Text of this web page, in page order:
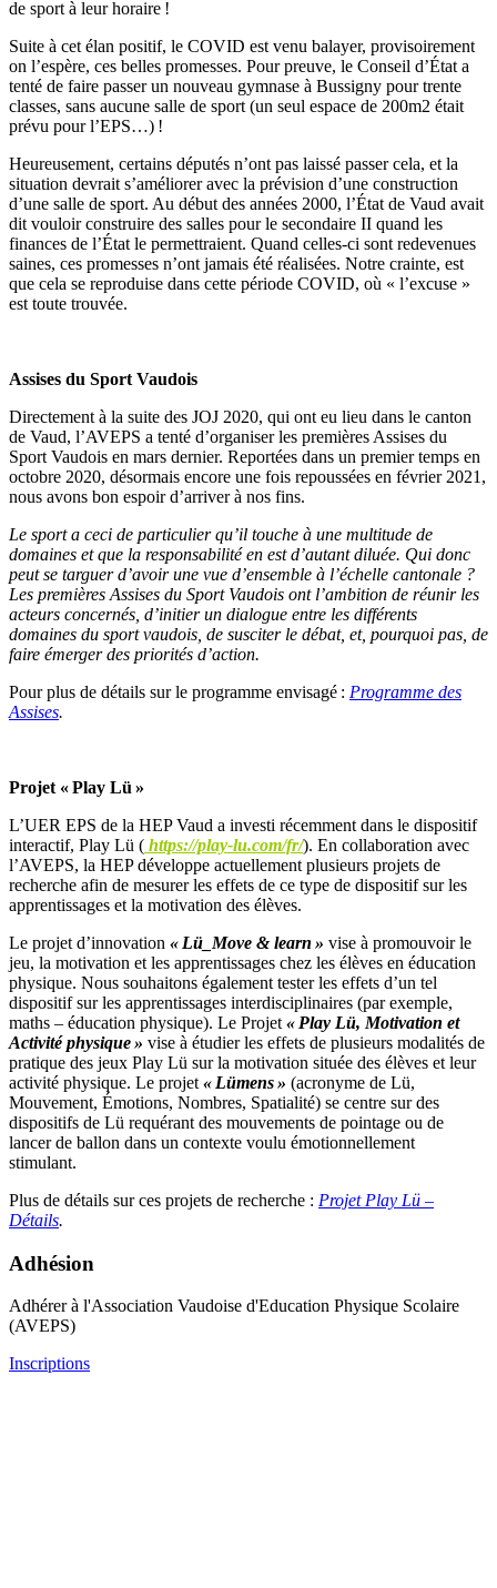
de sport à leur horaire !
Suite à cet élan positif, le COVID est venu balayer, provisoirement
on l’espère, ces belles promesses. Pour preuve, le Conseil d’État a
tenté de faire passer un nouveau gymnase à Bussigny pour trente
classes, sans aucune salle de sport (un seul espace de 200m2 était
prévu pour l’EPS…) !
Heureusement, certains députés n’ont pas laissé passer cela, et la
situation devrait s’améliorer avec la prévision d’une construction
d’une salle de sport. Au début des années 2000, l’État de Vaud avait
dit vouloir construire des salles pour le secondaire II quand les
finances de l’État le permettraient. Quand celles-ci sont redevenues
saines, ces promesses n’ont jamais été réalisées. Notre crainte, est
que cela se reproduise dans cette période COVID, où « l’excuse »
est toute trouvée.
Assises du Sport Vaudois
Directement à la suite des JOJ 2020, qui ont eu lieu dans le canton
de Vaud, l’AVEPS a tenté d’organiser les premières Assises du
Sport Vaudois en mars dernier. Reportées dans un premier temps en
octobre 2020, désormais encore une fois repoussées en février 2021,
nous avons bon espoir d’arriver à nos fins.
Le sport a ceci de particulierqu’il touche à une multitude de
domaines et que la responsabilité en est d’autant diluée. Qui donc
peut se targuer d’avoir une vue d’ensemble à l’échelle cantonale ?
Les premières Assises du Sport Vaudois ont l’ambition de réunir les
acteurs concernés, d’initier un dialogue entre les différents
domaines du sport vaudois, de susciter le débat, et, pourquoi pas, de
faire émerger des priorités d’action.
Pour plus de détails sur le programme envisagé : Programme des
Assises.
Projet « Play Lü »
L’UER EPS de la HEP Vaud a investi récemment dans le dispositif
interactif, Play Lü ( https://play-lu.com/fr/). En collaboration avec
l’AVEPS, la HEP développe actuellement plusieurs projets de
recherche afin de mesurer les effets de ce type de dispositif sur les
apprentissages et la motivation des élèves.
Le projet d’innovation « Lü_Move &learn » vise à promouvoir le
jeu, la motivation et les apprentissages chez les élèves en éducation
physique. Nous souhaitons également tester les effets d’un tel
dispositif sur les apprentissages interdisciplinaires (par exemple,
maths – éducation physique). Le Projet « Play Lü, Motivation et
Activité physique » vise à étudier les effets de plusieurs modalités de
pratique des jeux Play Lü sur la motivation située des élèves et leur
activité physique. Le projet « Lümens» (acronyme de Lü,
Mouvement, Émotions, Nombres, Spatialité) se centre sur des
dispositifs de Lü requérant des mouvements de pointage ou de
lancer de ballon dans un contexte voulu émotionnellement
stimulant.
Plus de détails sur ces projets de recherche : Projet Play Lü –
Détails.
Adhésion
Adhérer à l'Association Vaudoise d'Education Physique Scolaire
(AVEPS)
Inscriptions